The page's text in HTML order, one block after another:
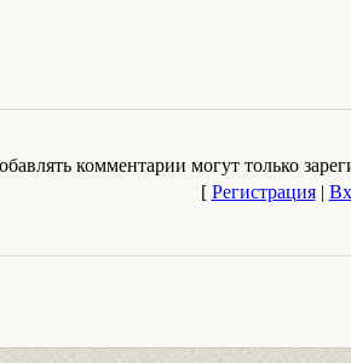
комментарии могут только
[ Регистрация|